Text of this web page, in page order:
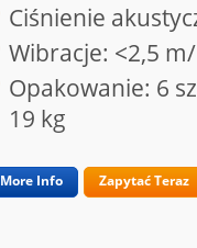
Ciśnienie
Wibracje: <2,5
Opakowanie: 6
19 kg
More Info Zapytać Teraz